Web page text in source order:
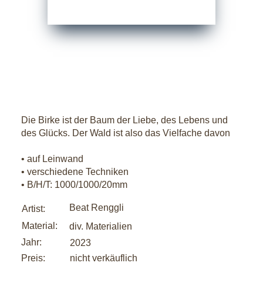
Die Birke ist der Baum der Liebe, des Lebens und
des Glücks. Der Wald ist also das Vielfache davon
• auf Leinwand
• verschiedene Techniken
• B/H/T: 1000/1000/20mm
Artist:
Beat Renggli
Material:
div. Materialien
Jahr:
2023
Preis:
nicht verkäuflich